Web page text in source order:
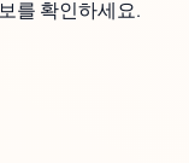
를 확인하세요.